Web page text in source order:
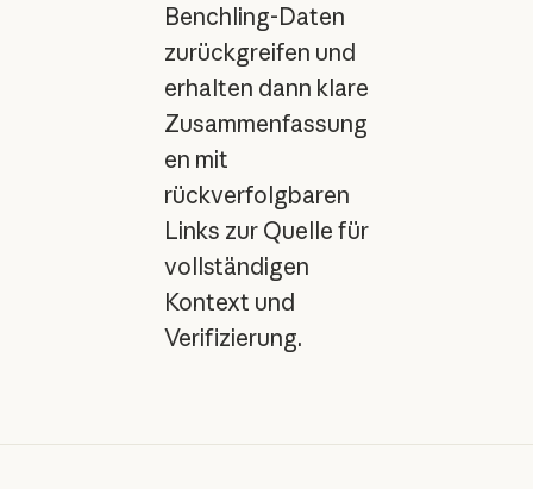
Benchling-Daten
zurückgreifen und
erhalten dann klare
Zusammenfassung
en mit
rückverfolgbaren
Links zur Quelle für
vollständigen
Kontext und
Verifizierung.